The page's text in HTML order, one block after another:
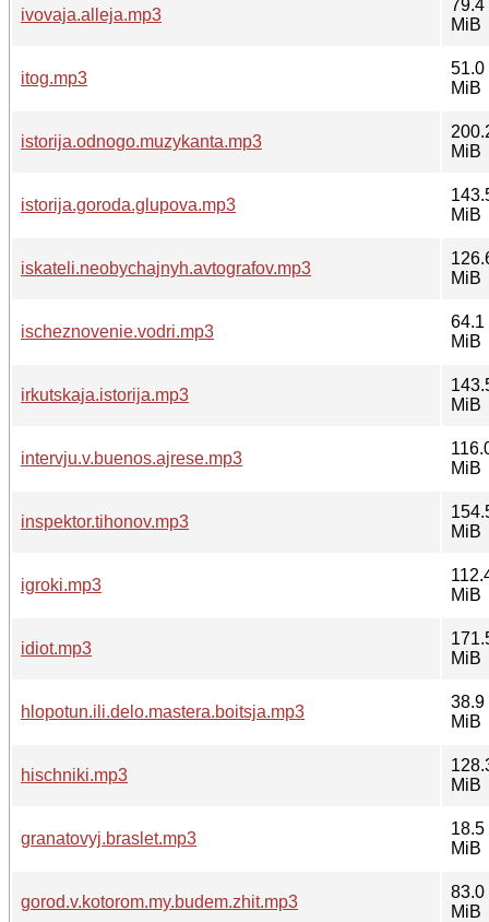
ivovaja.alleja.mp3
79.4
MiB
itog.mp3
51.0
MiB
istorija.odnogo.muzykanta.mp3
MiB
istorija.goroda.glupova.mp3
MiB
iskateli.neobychajnyh.avtografov.mp3
MiB
ischeznovenie.vodri.mp3
64.1
MiB
irkutskaja.istorija.mp3
MiB
intervju.v.buenos.ajrese.mp3
MiB
inspektor.tihonov.mp3
MiB
igroki.mp3
MiB
idiot.mp3
MiB
hlopotun.ili.delo.mastera.boitsja.mp3
38.9
MiB
hischniki.mp3
MiB
granatovyj.braslet.mp3
18.5
MiB
gorod.v.kotorom.my.budem.zhit.mp3
83.0
MiB